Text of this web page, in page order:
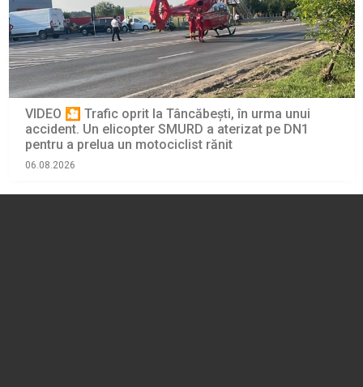
VIDEO 🎦 Trafic oprit la Tâncăbești, în urma unui
accident. Un elicopter SMURD a aterizat pe DN1
pentru a prelua un motociclist rănit
06.08.2026